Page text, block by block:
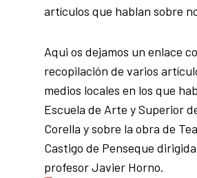
artículos que hablan sobre
Aqui os dejamos un enlace
recopilación de varios
medios locales en los que
Escuela de Arte y Superior
Corella y sobre la obra de
Castigo de Penseque
profesor Javier Horno.